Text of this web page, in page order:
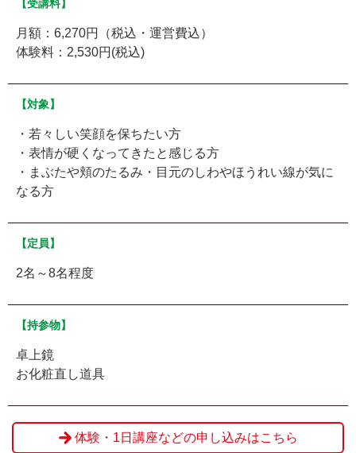
【受講料】
月額：6,270円（税込・運営費込）
体験料：2,530円(税込)
【対象】
・若々しい笑顔を保ちたい方
・表情が硬くなってきたと感じる方
・まぶたや頬のたるみ・目元のしわやほうれい線が気に
なる方
【定員】
2名～8名程度
【持参物】
卓上鏡
お化粧直し道具
体験・1日講座などの申し込みはこちら